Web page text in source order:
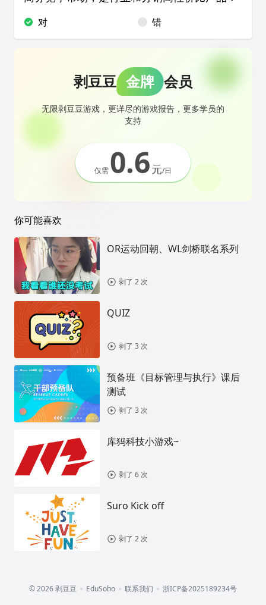
对 错
剥豆豆 金牌 会员
无限剥豆豆游戏，更详尽的游戏报告，更多学员的
支持
仅需0.6元/日
你可能喜欢
OR运动回朝、WL剑桥联名系列
剥了 2 次
QUIZ
剥了 3 次
预备班《目标管理与执行》课后
测试
剥了 3 次
库犸科技小游戏~
剥了 6 次
Suro Kick off
剥了 2 次
© 2026 剥豆豆 EduSoho 联系我们 浙ICP备2025189234号